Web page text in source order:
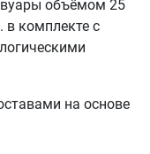
объёмом 25
в комплекте с
на основе